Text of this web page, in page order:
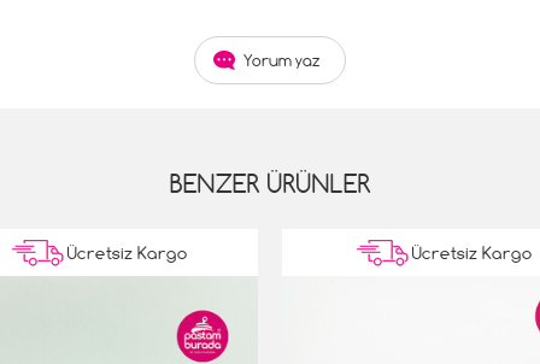
Yorum yaz
BENZER ÜRÜNLER
Ücretsiz Kargo Ücretsiz Kargo